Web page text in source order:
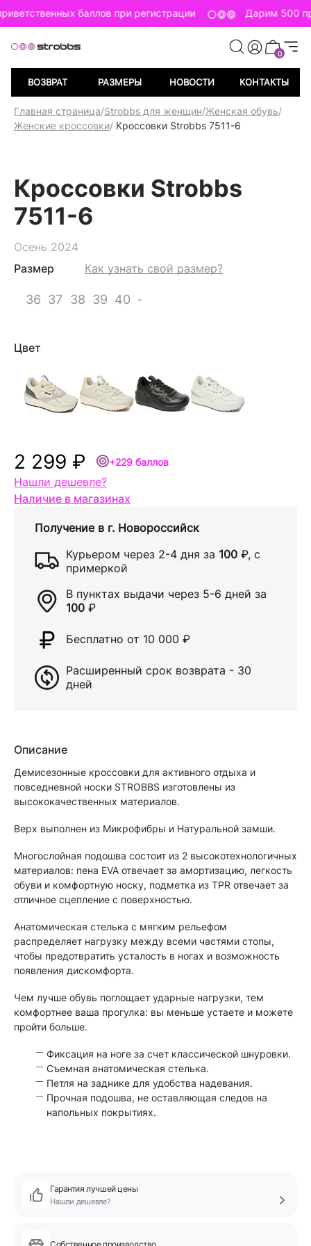
баллов при регистрации Дарим 500
0
ВОЗВРАТ РАЗМЕРЫ НОВОСТИ КОНТАКТЫ
Главная страница/Strobbs для женщин/Женская обувь/
Женские кроссовки/ Кроссовки Strobbs 7511-6
Кроссовки Strobbs
7511-6
Осень 2024
Размер
Как узнать свой размер?
36 37 38 39 40 -
Цвет
2 299 ₽ +229 баллов
Нашли дешевле?
Наличие в магазинах
Получение в г. Новороссийск
Курьером через 2-4 дня за 100 ₽, с
примеркой
В пунктах выдачи через 5-6 дней за
100 ₽
Бесплатно от 10 000 ₽
Расширенный срок возврата - 30
дней
Описание
Демисезонные кроссовки для активного отдыха и
повседневной носки STROBBS изготовлены из
высококачественных материалов.
Верх выполнен из Микрофибры и Натуральной замши.
Многослойная подошва состоит из 2 высокотехнологичных
материалов: пена EVA отвечает за амортизацию, легкость
обуви и комфортную носку, подметка из TPR отвечает за
отличное сцепление с поверхностью.
Анатомическая стелька с мягким рельефом
распределяет нагрузку между всеми частями стопы,
чтобы предотвратить усталость в ногах и возможность
появления дискомфорта.
Чем лучше обувь поглощает ударные нагрузки, тем
комфортнее ваша прогулка: вы меньше устаете и можете
пройти больше.
Фиксация на ноге за счет классической шнуровки.
Съемная анатомическая стелька.
Петля на заднике для удобства надевания.
Прочная подошва, не оставляющая следов на
напольных покрытиях.
Гарантия лучшей цены
Нашли дешевле?
Собственное производство